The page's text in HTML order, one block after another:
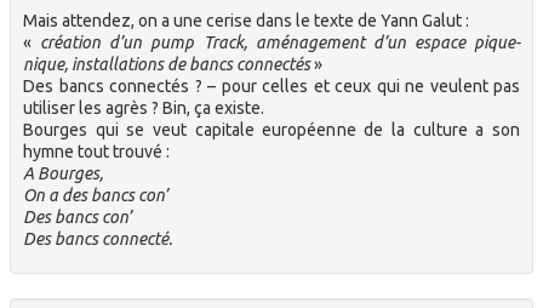
Mais attendez, on a une cerise dans le texte de Yann Galut :
« création d’un pump Track, aménagement d’un espace pique-
nique, installations de bancs connectés»
Des bancs connectés ? – pour celles et ceux qui ne veulent pas
utiliser les agrès ? Bin, ça existe.
Bourges qui se veut capitale européenne de la culture a son
hymne tout trouvé :
A Bourges,
On a des bancs con’
Des bancs con’
Des bancs connecté.